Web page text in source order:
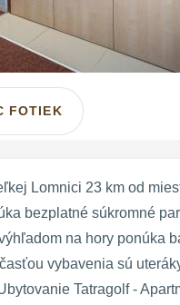
FOTIEK
Lomnici 23 km od
bezplatné súkromné
na hory ponúka
vybavenia sú
Tatragolf -